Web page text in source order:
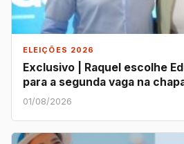
ELEIÇÕES 2026
Exclusivo | Raquel escolhe
para a segunda vaga na
01/08/2026